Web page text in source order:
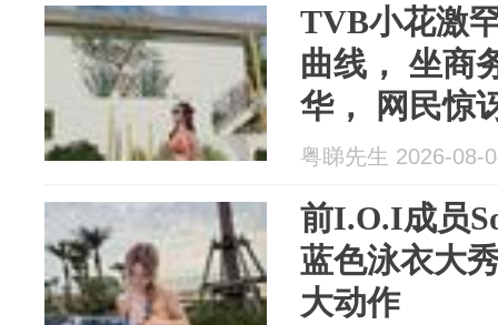
TVB小花激
曲线， 坐商
华， 网民惊
粤睇先生 2026-08-
前I.O.I成员
蓝色泳衣大
大动作